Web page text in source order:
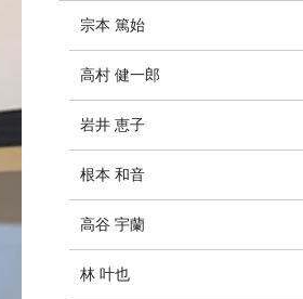
宗本 篤始
高村 健一郎
岩井 恵子
根本 和音
高谷 宇蘭
林 叶也